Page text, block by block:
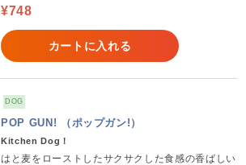
¥748
カートに入れる
DOG
POP GUN! （ポップガン!）
Kitchen Dog！
はと麦をローストしたサクサクした食感の香ばしい